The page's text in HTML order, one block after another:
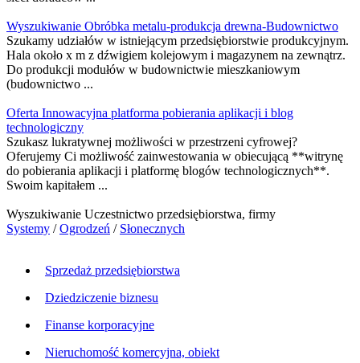
Wyszukiwanie Obróbka metalu-produkcja drewna-Budownictwo
Szukamy udziałów w istniejącym przedsiębiorstwie produkcyjnym.
Hala około x m z dźwigiem kolejowym i magazynem na zewnątrz.
Do produkcji modułów w budownictwie mieszkaniowym
(budownictwo ...
Oferta Innowacyjna platforma pobierania aplikacji i blog
technologiczny
Szukasz lukratywnej możliwości w przestrzeni cyfrowej?
Oferujemy Ci możliwość zainwestowania w obiecującą **witrynę
do pobierania aplikacji i platformę blogów technologicznych**.
Swoim kapitałem ...
Wyszukiwanie Uczestnictwo przedsiębiorstwa, firmy
Systemy /Ogrodzeń / Słonecznych
Sprzedaż przedsiębiorstwa
Dziedziczenie biznesu
Finanse korporacyjne
Nieruchomość komercyjna, obiekt